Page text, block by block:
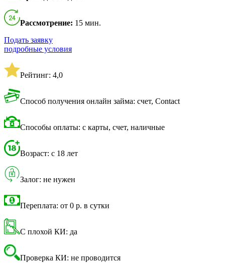
Рассмотрение: 15 мин.
Подать заявку
подробные условия
Рейтинг: 4,0
Способ получения онлайн займа: счет, Contact
Способы оплаты: с карты, счет, наличные
Возраст: с 18 лет
Залог: не нужен
Переплата: от 0 р. в сутки
С плохой КИ: да
Проверка КИ: не проводится